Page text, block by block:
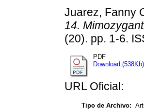
Juarez, Fanny
14.
(20). pp. 1-6.
PDF
Download (538Kb)
URL Oficial:
Tipo de Archivo: